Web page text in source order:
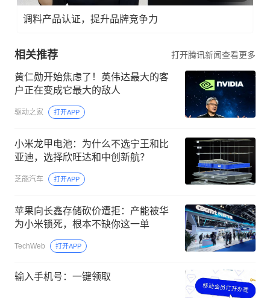
调料产品认证，提升品牌竞争力
相关推荐 打开腾讯新闻查看更多
黄仁勋开始焦虑了！英伟达最大的客
户正在变成它最大的敌人
驱动之家 打开APP
小米龙甲电池：为什么不选宁王和比
亚迪，选择欣旺达和中创新航？
芝能汽车 打开APP
苹果向长鑫存储砍价遭拒：产能被华
为小米锁死，根本不缺你这一单
TechWeb 打开APP
输入手机号：一键领取